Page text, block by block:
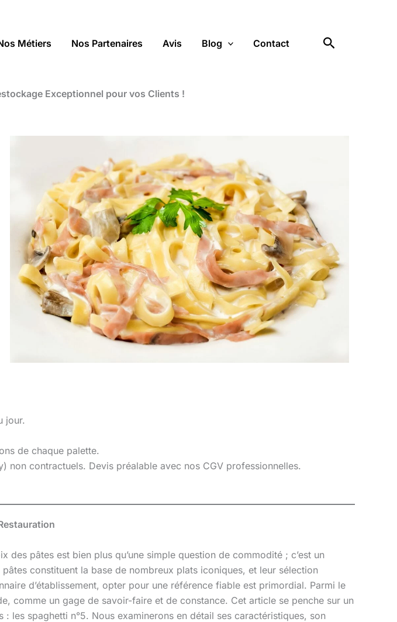
Métiers Nos Partenaires Avis Blog Contact Rechercher
Exceptionnel pour vos Clients !
jour.
de chaque palette.
contractuels. Devis préalable avec nos CGV professionnelles.
pâtes est bien plus qu’une simple question de commodité ; c’est un
constituent la base de nombreux plats iconiques, et leur sélection
d’établissement, opter pour une référence fiable est primordial. Parmi le
comme un gage de savoir-faire et de constance. Cet article se penche sur un
les spaghetti n°5. Nous examinerons en détail ses caractéristiques, son